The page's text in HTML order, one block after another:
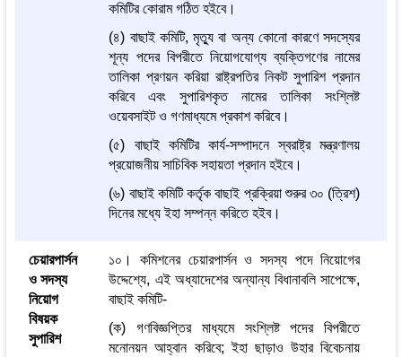
কমিটির কোরাম গঠিত হইবে।
(৪) বাছাই কমিটি, মৃত্যু বা অন্য কোনো কারণে সদস্যের
শূন্য পদের বিপরীতে নিয়োগযোগ্য ব্যক্তিগণের নামের
তালিকা প্রণয়ন করিয়া রাষ্ট্রপতির নিকট সুপারিশ প্রদান
করিবে এবং সুপারিশকৃত নামের তালিকা সংশ্লিষ্ট
ওয়েবসাইট ও গণমাধ্যমে প্রকাশ করিবে।
(৫) বাছাই কমিটির কার্য-সম্পাদনে স্বরাষ্ট্র মন্ত্রণালয়
প্রয়োজনীয় সাচিবিক সহায়তা প্রদান হইবে।
(৬) বাছাই কমিটি কর্তৃক বাছাই প্রক্রিয়া শুরুর ৩০ (ত্রিশ)
দিনের মধ্যে ইহা সম্পন্ন করিতে হইব।
চেয়ারপার্সন
ও সদস্য
নিয়োগ
বিষয়ক
সুপারিশ
১০। কমিশনের চেয়ারপার্সন ও সদস্য পদে নিয়োগের
উদ্দেশ্যে, এই অধ্যাদেশের অন্যান্য বিধানাবলি সাপেক্ষে,
বাছাই কমিটি-
(ক) গণবিজ্ঞপ্তির মাধ্যমে সংশ্লিষ্ট পদের বিপরীতে
মনোনয়ন আহ্বান করিবে; ইহা ছাড়াও উহার বিবেচনায়